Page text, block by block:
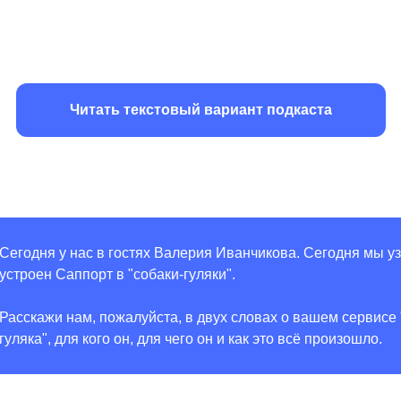
Читать текстовый вариант подкаста
Сегодня у нас в гостях Валерия Иванчикова. Сегодня мы
устроен Саппорт в "собаки-гуляки".
Расскажи нам, пожалуйста, в двух словах о вашем сервисе
гуляка", для кого он, для чего он и как это всё произошло.